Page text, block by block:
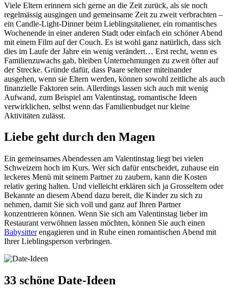
Viele Eltern erinnern sich gerne an die Zeit zurück, als sie noch
regelmässig ausgingen und gemeinsame Zeit zu zweit verbrachten –
ein Candle-Light-Dinner beim Lieblingsitaliener, ein romantisches
Wochenende in einer anderen Stadt oder einfach ein schöner Abend
mit einem Film auf der Couch. Es ist wohl ganz natürlich, dass sich
dies im Laufe der Jahre ein wenig verändert… Erst recht, wenn es
Familienzuwachs gab, bleiben Unternehmungen zu zweit öfter auf
der Strecke. Gründe dafür, dass Paare seltener miteinander
ausgehen, wenn sie Eltern werden, können sowohl zeitliche als auch
finanzielle Faktoren sein. Allerdings lassen sich auch mit wenig
Aufwand, zum Beispiel am Valentinstag, romantische Ideen
verwirklichen, selbst wenn das Familienbudget nur kleine
Aktivitäten zulässt.
Liebe geht durch den Magen
Ein gemeinsames Abendessen am Valentinstag liegt bei vielen
Schweizern hoch im Kurs. Wer sich dafür entscheidet, zuhause ein
leckeres Menü mit seinem Partner zu zaubern, kann die Kosten
relativ gering halten. Und vielleicht erklären sich ja Grosseltern oder
Bekannte an diesem Abend dazu bereit, die Kinder zu sich zu
nehmen, damit Sie sich voll und ganz auf Ihren Partner
konzentrieren können. Wenn Sie sich am Valentinstag lieber im
Restaurant verwöhnen lassen möchten, können Sie auch einen
Babysitterengagieren und in Ruhe einen romantischen Abend mit
Ihrer Lieblingsperson verbringen.
33 schöne Date-Ideen